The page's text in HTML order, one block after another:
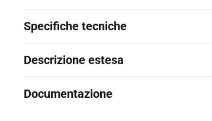
Specifiche tecniche
Descrizione estesa
Documentazione